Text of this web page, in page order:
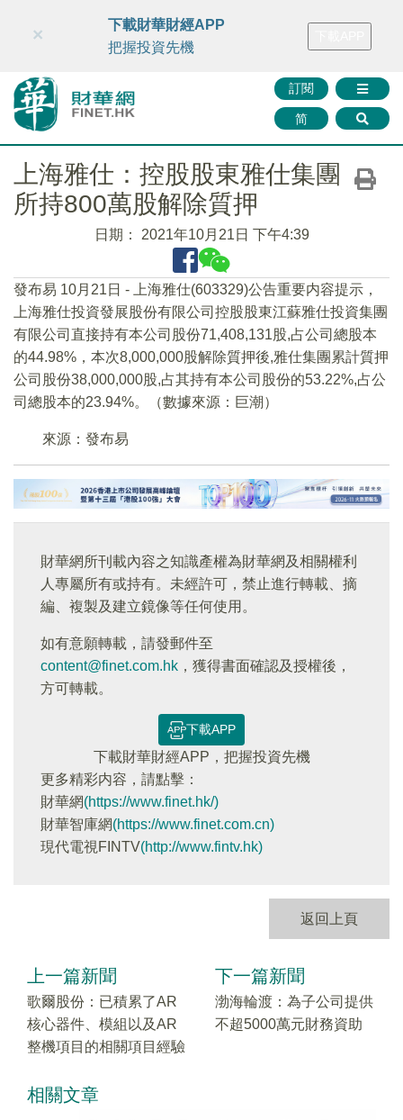
財華智庫網 FINTV FINMETA 財華證券 媒體矩陣
訂閱
简
×
下載財華財經APP
把握投資先機
上海雅仕：控股股東雅仕集團
所持800萬股解除質押
日期： 2021年10月21日 下午4:39
發布易 10月21日 - 上海雅仕(603329)公告重要内容提示，
上海雅仕投資發展股份有限公司控股股東江蘇雅仕投資集團
有限公司直接持有本公司股份71,408,131股,占公司總股本
的44.98%，本次8,000,000股解除質押後,雅仕集團累計質押
公司股份38,000,000股,占其持有本公司股份的53.22%,占公
司總股本的23.94%。（數據來源：巨潮）
來源：發布易
財華網所刊載內容之知識產權為財華網及相關權利
人專屬所有或持有。未經許可，禁止進行轉載、摘
編、複製及建立鏡像等任何使用。
如有意願轉載，請發郵件至
content@finet.com.hk ，獲得書面確認及授權後，
方可轉載。
下載APP
下載財華財經APP，把握投資先機
更多精彩内容，請點擊：
財華網(https://www.finet.hk/)
財華智庫網(https://www.finet.com.cn)
現代電視FINTV(http://www.fintv.hk)
返回上頁
上一篇新聞
歌爾股份：已積累了AR
核心器件、模組以及AR
整機項目的相關項目經驗
下一篇新聞
渤海輪渡：為子公司提供
不超5000萬元財務資助
相關文章